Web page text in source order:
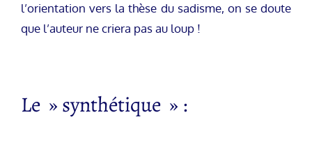
l’orientation vers la thèse du sadisme, on se doute
que l’auteur ne criera pas au loup !
Le » synthétique » :